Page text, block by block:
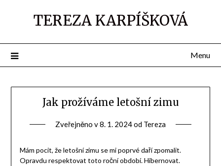
TEREZA KARPÍŠKOVÁ
Menu
Jak prožíváme letošní zimu
Zveřejněno v8. 1. 2024od Tereza
Mám pocit, že letošní zimu se mi poprvé daří zpomalit.
Opravdu respektovat toto roční období. Hibernovat.